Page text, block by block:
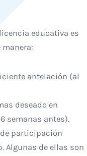
educativa es
antelación (al
deseado en
semanas antes).
participación
Algunas de ellas son